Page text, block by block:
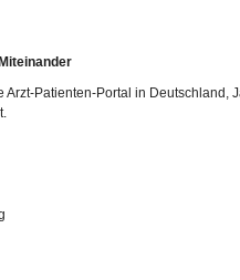
Arzt-Patienten-Portal in Deutschland,